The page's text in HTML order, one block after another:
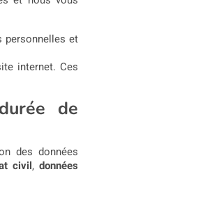
personnelles et
internet. Ces
de
des données
civil, données